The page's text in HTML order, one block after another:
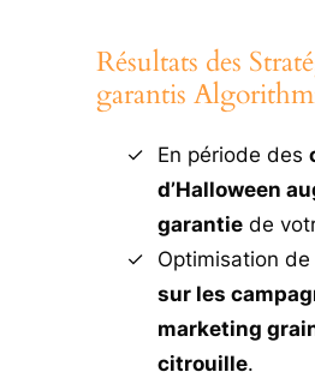
Résultats des
garantis
En période des
d’Halloween
garantiede
Optimisation de
sur les
marketing
citrouille.